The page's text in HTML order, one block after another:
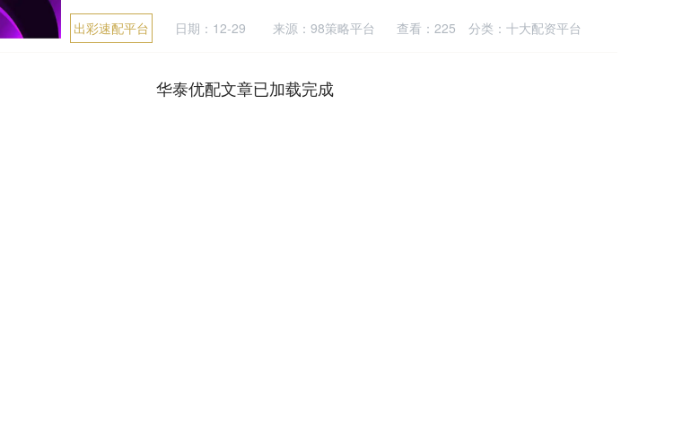
出彩速配平台 日期：12-29 来源：98策略平台 查看：225 分类：十大配资平台
华泰优配文章已加载完成